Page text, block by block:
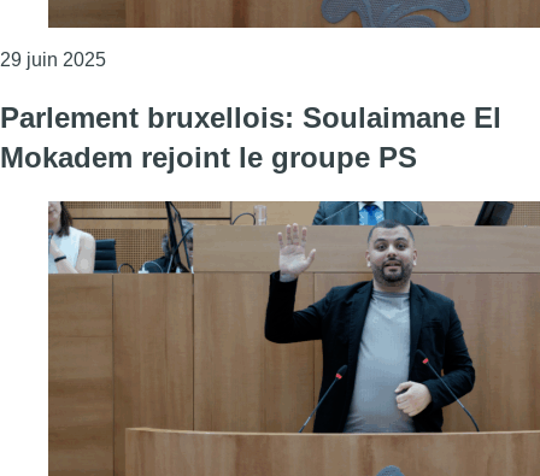
29 juin 2025Consulter l'article "Soulaimane El Mokadem
Parlement bruxellois: Soulaimane El
Mokadem rejoint le groupe PS